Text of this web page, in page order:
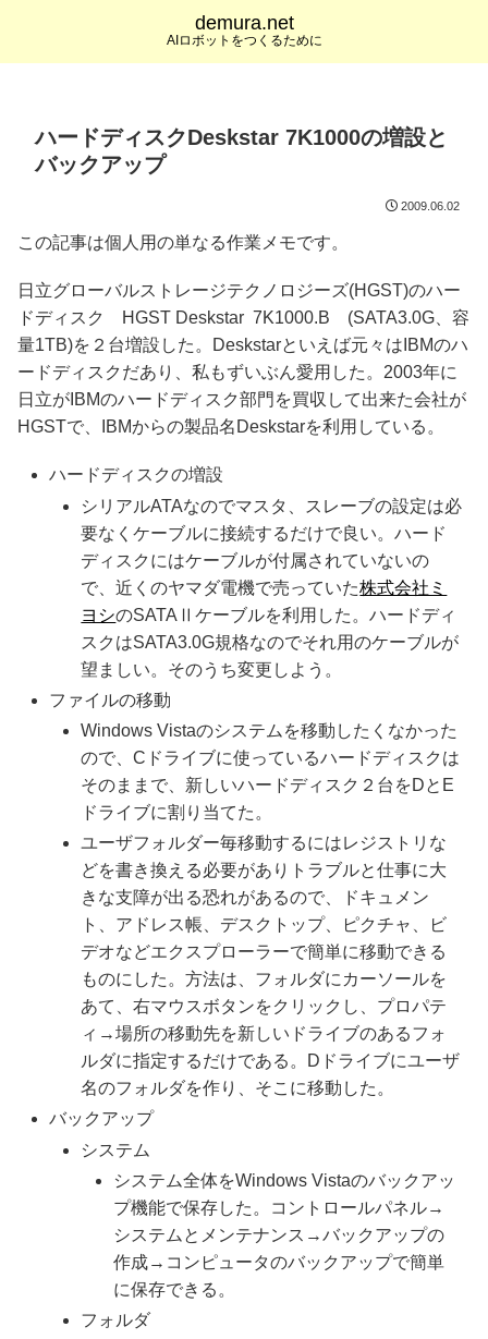
demura.net
AIロボットをつくるために
ハードディスクDeskstar 7K1000の増設と
バックアップ
2009.06.02
この記事は個人用の単なる作業メモです。
日立グローバルストレージテクノロジーズ(HGST)のハー
ドディスク HGST Deskstar 7K1000.B (SATA3.0G、容
量1TB)を２台増設した。Deskstarといえば元々はIBMのハ
ードディスクだあり、私もずいぶん愛用した。2003年に
日立がIBMのハードディスク部門を買収して出来た会社が
HGSTで、IBMからの製品名Deskstarを利用している。
ハードディスクの増設
シリアルATAなのでマスタ、スレーブの設定は必
要なくケーブルに接続するだけで良い。ハード
ディスクにはケーブルが付属されていないの
で、近くのヤマダ電機で売っていた株式会社ミ
ヨシのSATAⅡケーブルを利用した。ハードディ
スクはSATA3.0G規格なのでそれ用のケーブルが
望ましい。そのうち変更しよう。
ファイルの移動
Windows Vistaのシステムを移動したくなかった
ので、Cドライブに使っているハードディスクは
そのままで、新しいハードディスク２台をDとE
ドライブに割り当てた。
ユーザフォルダー毎移動するにはレジストリな
どを書き換える必要がありトラブルと仕事に大
きな支障が出る恐れがあるので、ドキュメン
ト、アドレス帳、デスクトップ、ピクチャ、ビ
デオなどエクスプローラーで簡単に移動できる
ものにした。方法は、フォルダにカーソールを
あて、右マウスボタンをクリックし、プロパテ
ィ→場所の移動先を新しいドライブのあるフォ
ルダに指定するだけである。Dドライブにユーザ
名のフォルダを作り、そこに移動した。
バックアップ
システム
システム全体をWindows Vistaのバックアッ
プ機能で保存した。コントロールパネル→
システムとメンテナンス→バックアップの
作成→コンピュータのバックアップで簡単
に保存できる。
フォルダ